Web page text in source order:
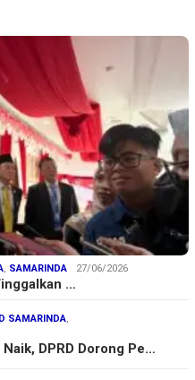
, SAMARINDA 27/06/2026
…
SAMARINDA,
DPRD Dorong Pe…